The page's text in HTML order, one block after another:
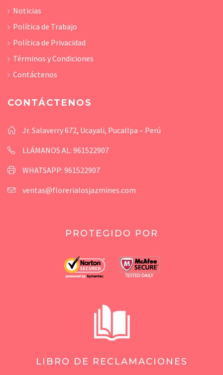
Noticias
Política de Trabajo
Política de Privacidad
Términos y Condiciones
Contáctenos
CONTÁCTENOS
Jr. Salaverry 672, Ucayali, Pucallpa – Perú
LLÁMANOS AL: 961522907
WHATSAPP: 961522907
ventas@florerialosjazmines.com
PROTEGIDO POR
LIBRO DE RECLAMACIONES